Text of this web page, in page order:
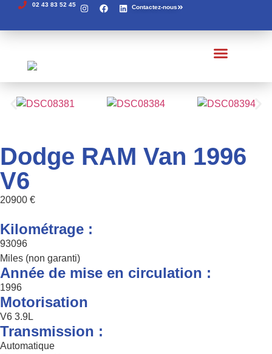
02 43 83 52 45 Contactez-nous
Dodge RAM Van 1996
V6
20900 €
Kilométrage :
93096
Miles (non garanti)
Année de mise en circulation :
1996
Motorisation
V6 3.9L
Transmission :
Automatique